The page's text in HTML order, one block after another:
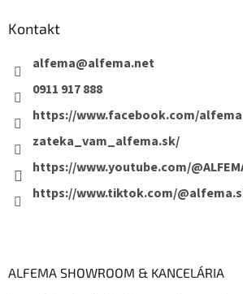
Kontakt
alfema@alfema.net
0911 917 888
https://www.facebook.com/
zateka_vam_alfema.sk/
https://www.youtube.com/
https://www.tiktok.com/
ALFEMA SHOWROOM & KANCELÁRIA